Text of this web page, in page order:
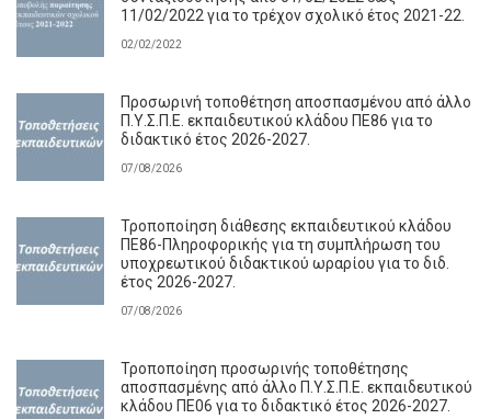
11/02/2022 για το τρέχον σχολικό έτος 2021-22.
02/02/2022
Προσωρινή τοποθέτηση αποσπασμένου από άλλο
Π.Υ.Σ.Π.Ε. εκπαιδευτικού κλάδου ΠΕ86 για το
διδακτικό έτος 2026-2027.
07/08/2026
Τροποποίηση διάθεσης εκπαιδευτικού κλάδου
ΠΕ86-Πληροφορικής για τη συμπλήρωση του
υποχρεωτικού διδακτικού ωραρίου για το διδ.
έτος 2026-2027.
07/08/2026
Τροποποίηση προσωρινής τοποθέτησης
αποσπασμένης από άλλο Π.Υ.Σ.Π.Ε. εκπαιδευτικού
κλάδου ΠΕ06 για το διδακτικό έτος 2026-2027.